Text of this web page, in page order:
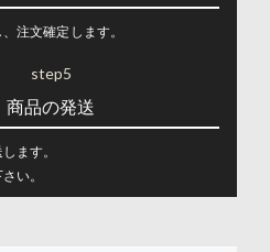
注文確定します。
step5
商品の発送
ます。
い。